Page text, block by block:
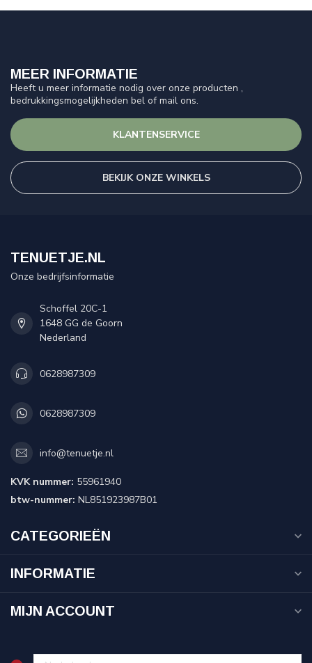
MEER INFORMATIE
Heeft u meer informatie nodig over onze producten ,
bedrukkingsmogelijkheden bel of mail ons.
KLANTENSERVICE
BEKIJK ONZE WINKELS
TENUETJE.NL
Onze bedrijfsinformatie
Schoffel 20C-1
1648 GG de Goorn
Nederland
0628987309
0628987309
info@tenuetje.nl
KVK nummer: 55961940
btw-nummer: NL851923987B01
CATEGORIEËN
INFORMATIE
MIJN ACCOUNT